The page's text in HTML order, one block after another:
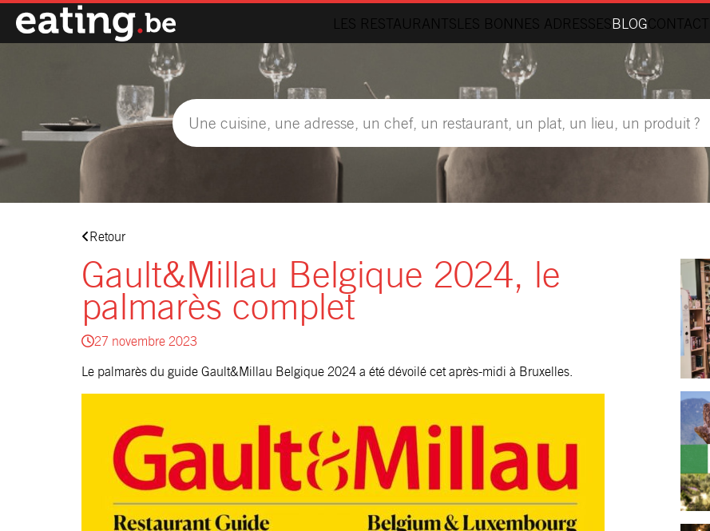
LES RESTAURANTSLES BONNES ADRESSESBLOGCONTACT
Retour
Gault&Millau Belgique 2024, le
palmarès complet
27 novembre 2023
Le palmarès du guide Gault&Millau Belgique 2024 a été dévoilé cet après-midi à Bruxelles.